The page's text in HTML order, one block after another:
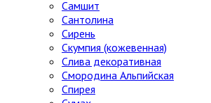
Самшит
Сантолина
Сирень
Скумпия (кожевенная)
Слива декоративная
Смородина Альпийская
Спирея